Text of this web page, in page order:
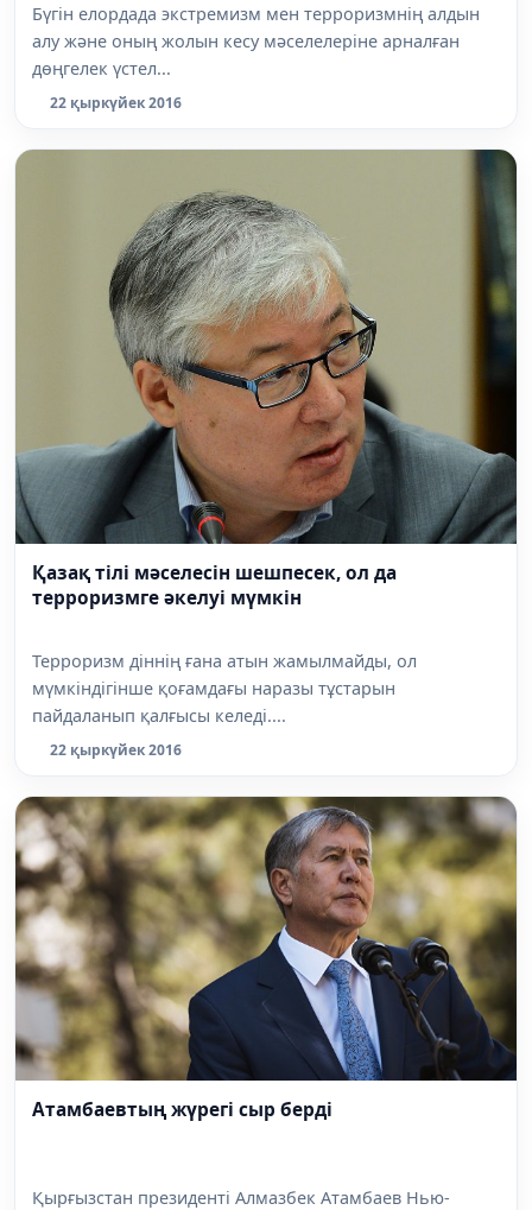
Бүгін елордада экстремизм мен терроризмнің алдын
алу және оның жолын кесу мәселелеріне арналған
дөңгелек үстел...
22 қыркүйек 2016
Қазақ тілі мәселесін шешпесек, ол да
терроризмге әкелуі мүмкін
Терроризм дiннің ғана атын жамылмайды, ол
мүмкiндiгiнше қоғамдағы наразы тұстарын
пайдаланып қалғысы келеді....
22 қыркүйек 2016
Атамбаевтың жүрегі сыр берді
Қырғызстан президенті Алмазбек Атамбаев Нью-